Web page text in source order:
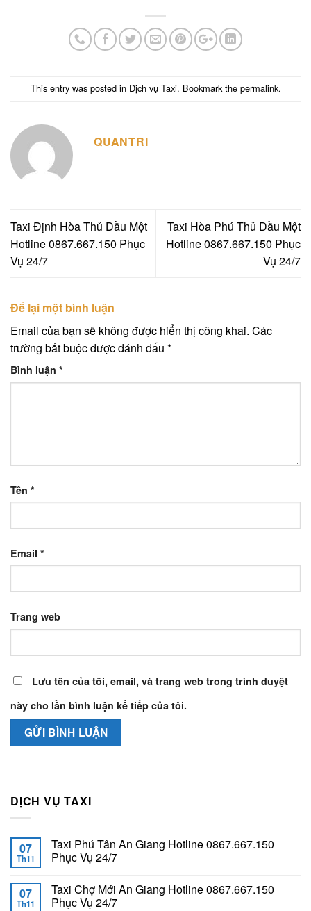
This entry was posted in Dịch vụ Taxi. Bookmark the permalink.
QUANTRI
Taxi Định Hòa Thủ Dầu Một
Hotline 0867.667.150 Phục
Vụ 24/7
Taxi Hòa Phú Thủ Dầu Một
Hotline 0867.667.150 Phục
Vụ 24/7
Để lại một bình luận
Email của bạn sẽ không được hiển thị công khai. Các
trường bắt buộc được đánh dấu *
Bình luận *
Tên *
Email *
Trang web
Lưu tên của tôi, email, và trang web trong trình duyệt
này cho lần bình luận kế tiếp của tôi.
DỊCH VỤ TAXI
07
Th11
Taxi Phú Tân An Giang Hotline 0867.667.150
Phục Vụ 24/7
07
Th11
Taxi Chợ Mới An Giang Hotline 0867.667.150
Phục Vụ 24/7